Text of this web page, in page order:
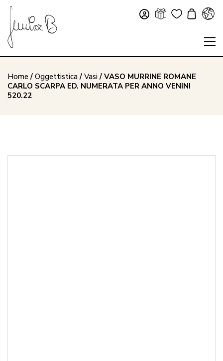
Home / Oggettistica/ Vasi/ VASO MURRINE ROMANE
CARLO SCARPA ED. NUMERATA PER ANNO VENINI
520.22